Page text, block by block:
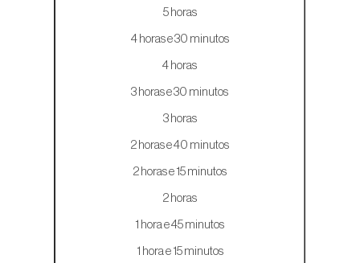
5 horas
4 horas e 30 minutos
4 horas
3 horas e 30 minutos
3 horas
2 horas e 40 minutos
2 horas e 15 minutos
2 horas
1 hora e 45 minutos
1 hora e 15 minutos